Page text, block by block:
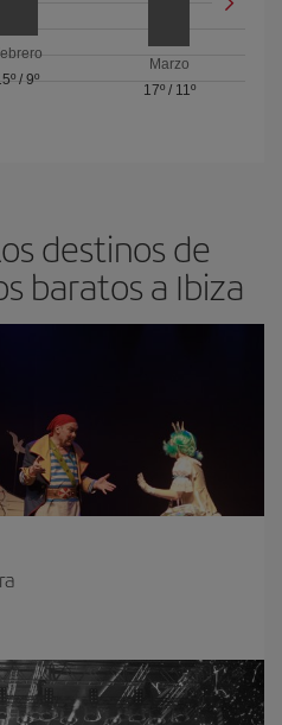
/ 9º
Marzo
17º/ 11º
destinos de
baratos a Ibiza